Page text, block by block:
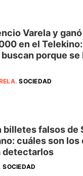
Varela y ganó
en el
porque se
.SOCIEDAD
billetes falsos de
cuáles son los
detectarlos
SOCIEDAD